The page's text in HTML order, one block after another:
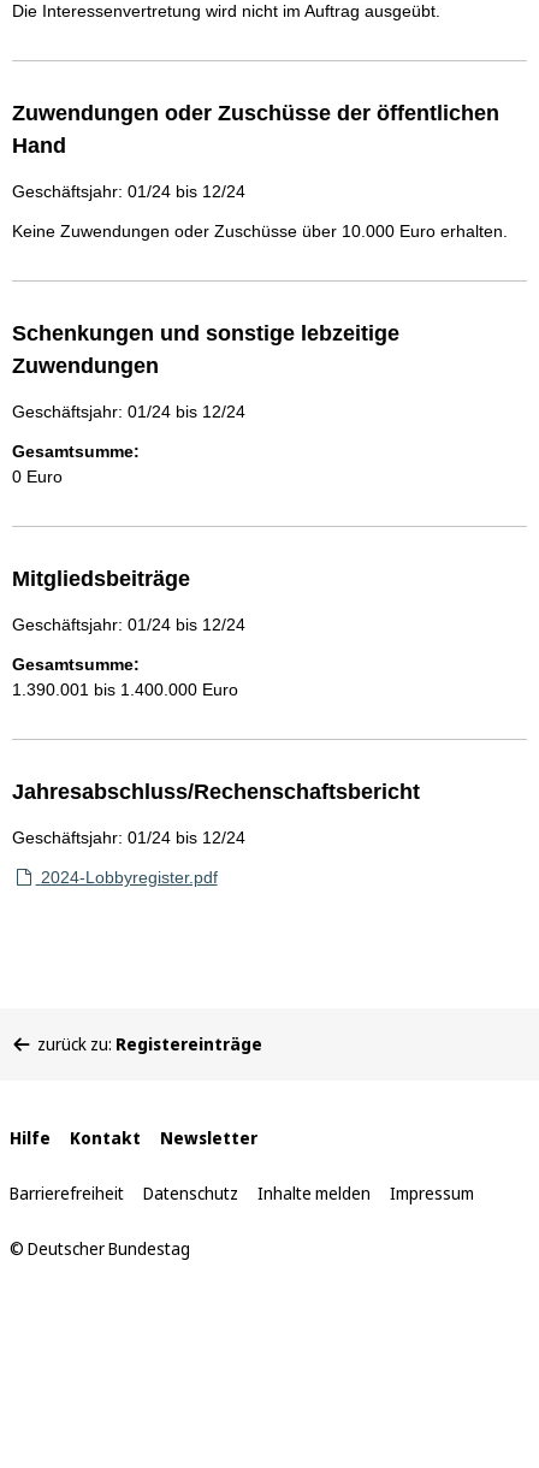
Die Interessenvertretung wird nicht im Auftrag ausgeübt.
Zuwendungen oder Zuschüsse der öffentlichen
Hand
Geschäftsjahr: 01/24 bis 12/24
Keine Zuwendungen oder Zuschüsse über 10.000 Euro erhalten.
Schenkungen und sonstige lebzeitige
Zuwendungen
Geschäftsjahr: 01/24 bis 12/24
Gesamtsumme:
0 Euro
Mitgliedsbeiträge
Geschäftsjahr: 01/24 bis 12/24
Gesamtsumme:
1.390.001 bis 1.400.000 Euro
Jahresabschluss/Rechenschaftsbericht
Geschäftsjahr: 01/24 bis 12/24
2024-Lobbyregister.pdf
befinden
zurück zu: Registereinträge
Interne
Links
Hilfe Kontakt Newsletter
Barrierefreiheit Datenschutz Inhalte melden Impressum
© Deutscher Bundestag